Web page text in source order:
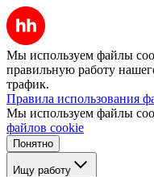
Мы используем файлы
правильную работу
трафик.
Правила использования
Мы используем файлы
файлов cookie
Понятно
Ищу работу